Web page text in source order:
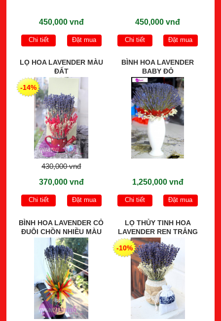
450,000 vnđ
Chi tiết Đặt mua
450,000 vnđ
Chi tiết Đặt mua
LỌ HOA LAVENDER MÀU
ĐẤT
-14%
430,000 vnđ
370,000 vnđ
Chi tiết Đặt mua
BÌNH HOA LAVENDER
BABY ĐỎ
1,250,000 vnđ
Chi tiết Đặt mua
BÌNH HOA LAVENDER CỎ
ĐUÔI CHỒN NHIỀU MÀU
LỌ THỦY TINH HOA
LAVENDER REN TRẮNG
-10%